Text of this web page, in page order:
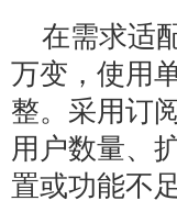
在需求适
万变，使用
整。采用订
用户数量、
置或功能不